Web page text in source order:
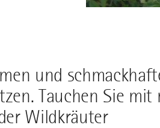
und
Tauchen Sie mit
Wildkräuter